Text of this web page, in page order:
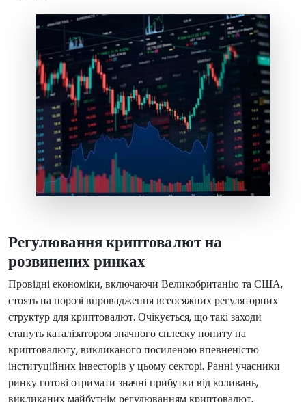
Регулювання криптовалют на
розвинених ринках
Провідні економіки, включаючи Великобританію та США,
стоять на порозі впровадження всеосяжних регуляторних
структур для криптовалют. Очікується, що такі заходи
стануть каталізатором значного сплеску попиту на
криптовалюту, викликаного посиленою впевненістю
інституційних інвесторів у цьому секторі. Ранні учасники
ринку готові отримати значні прибутки від коливань,
викликаних майбутнім регулюванням криптовалют.